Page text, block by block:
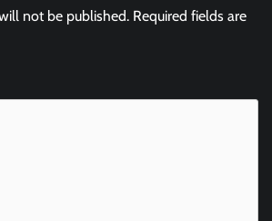
not be published. Required fields are